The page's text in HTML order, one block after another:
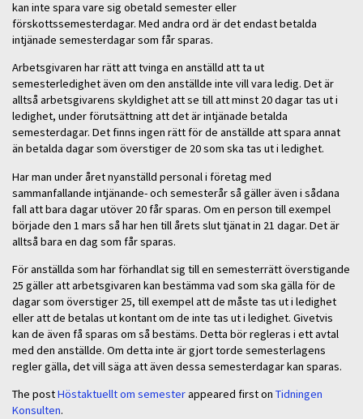
kan inte spara vare sig obetald semester eller
förskottssemesterdagar. Med andra ord är det endast betalda
intjänade semesterdagar som får sparas.
Arbetsgivaren har rätt att tvinga en anställd att ta ut
semesterledighet även om den anställde inte vill vara ledig. Det är
alltså arbetsgivarens skyldighet att se till att minst 20 dagar tas ut i
ledighet, under förutsättning att det är intjänade betalda
semesterdagar. Det finns ingen rätt för de anställde att spara annat
än betalda dagar som överstiger de 20 som ska tas ut i ledighet.
Har man under året nyanställd personal i företag med
sammanfallande intjänande- och semesterår så gäller även i sådana
fall att bara dagar utöver 20 får sparas. Om en person till exempel
började den 1 mars så har hen till årets slut tjänat in 21 dagar. Det är
alltså bara en dag som får sparas.
För anställda som har förhandlat sig till en semesterrätt överstigande
25 gäller att arbetsgivaren kan bestämma vad som ska gälla för de
dagar som överstiger 25, till exempel att de måste tas ut i ledighet
eller att de betalas ut kontant om de inte tas ut i ledighet. Givetvis
kan de även få sparas om så bestäms. Detta bör regleras i ett avtal
med den anställde. Om detta inte är gjort torde semesterlagens
regler gälla, det vill säga att även dessa semesterdagar kan sparas.
The postHöstaktuellt om semesterappeared first on Tidningen
Konsulten.